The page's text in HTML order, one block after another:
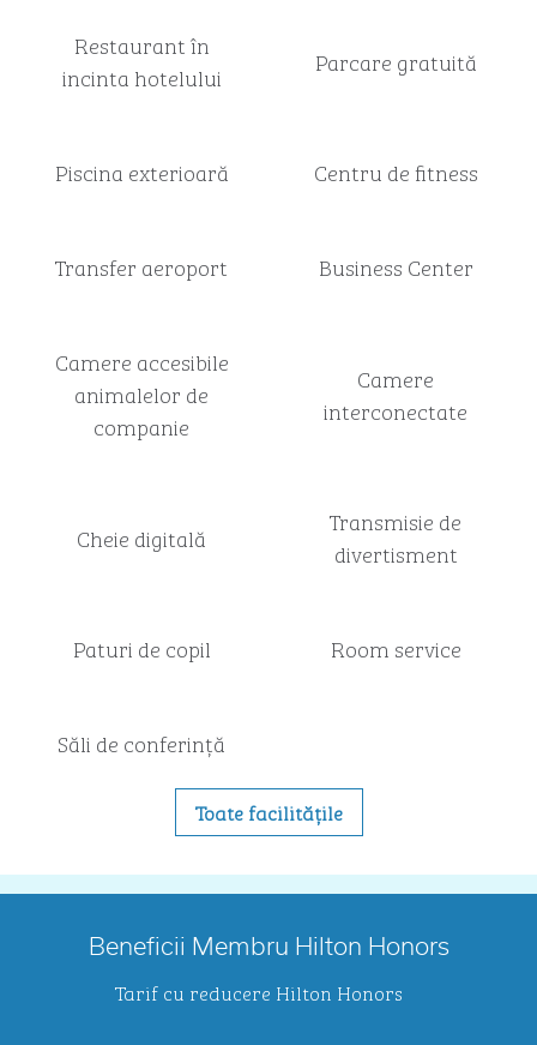
Restaurant în
incinta hotelului
Parcare gratuită
Piscina exterioară Centru de fitness
Transfer aeroport Business Center
Camere accesibile
animalelor de
companie
Camere
interconectate
Cheie digitală
Transmisie de
divertisment
Paturi de copil Room service
Săli de conferință
Toate facilitățile
Beneficii Membru Hilton Honors
Tarif cu reducere Hilton Honors